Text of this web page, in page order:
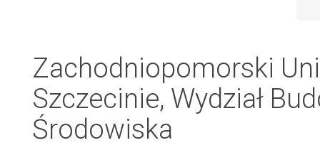
Zachodniopomorski
Szczecinie, Wydział
Środowiska